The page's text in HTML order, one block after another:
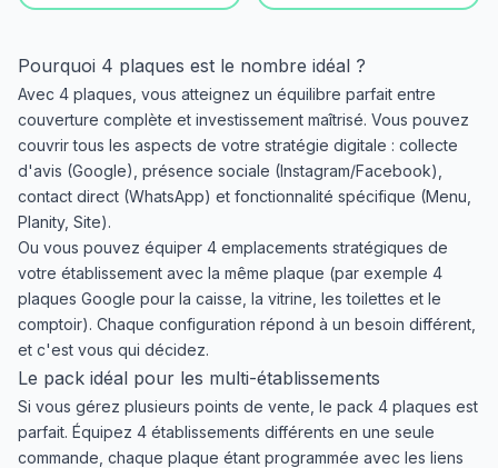
Pourquoi 4 plaques est le nombre idéal ?
Avec 4 plaques, vous atteignez un équilibre parfait entre
couverture complète et investissement maîtrisé. Vous pouvez
couvrir tous les aspects de votre stratégie digitale : collecte
d'avis (Google), présence sociale (Instagram/Facebook),
contact direct (WhatsApp) et fonctionnalité spécifique (Menu,
Planity, Site).
Ou vous pouvez équiper 4 emplacements stratégiques de
votre établissement avec la même plaque (par exemple 4
plaques Google pour la caisse, la vitrine, les toilettes et le
comptoir). Chaque configuration répond à un besoin différent,
et c'est vous qui décidez.
Le pack idéal pour les multi-établissements
Si vous gérez plusieurs points de vente, le pack 4 plaques est
parfait. Équipez 4 établissements différents en une seule
commande, chaque plaque étant programmée avec les liens